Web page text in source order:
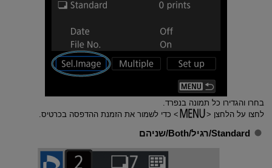
בחרו והגדירו כל תמונה בנפרד.
לחצו על הלחצן
כדי לשמור את הזמנת ההדפסה בכרטיס.
Standard/רגיל /Both/שניהם